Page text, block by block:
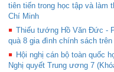
tiên tiến trong học tập và làm
Chí Minh
Thiếu tướng Hồ Văn Đức -
quà 8 gia đình chính sách trên
Hội nghị cán bộ toàn quốc
Nghị quyết Trung ương 7